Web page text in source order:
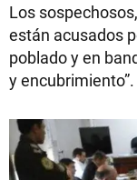
Los
están acusados
poblado y en
y encubrimiento”.